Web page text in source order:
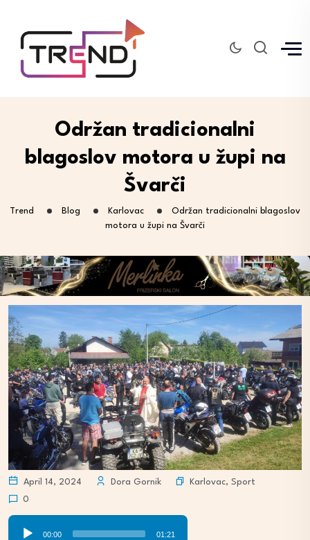
Održan tradicionalni
blagoslov motora u župi na
Švarči
Trend Blog Karlovac
Održan tradicionalni blagoslov
motora u župi na Švarči
April 14, 2024 Dora Gornik Karlovac, Sport
0
00:00 01:21